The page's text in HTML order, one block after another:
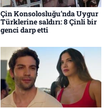
Çin Konsolosluğu’nda Uygur
Türklerine saldırı: 8 Çinli bir
genci darp etti